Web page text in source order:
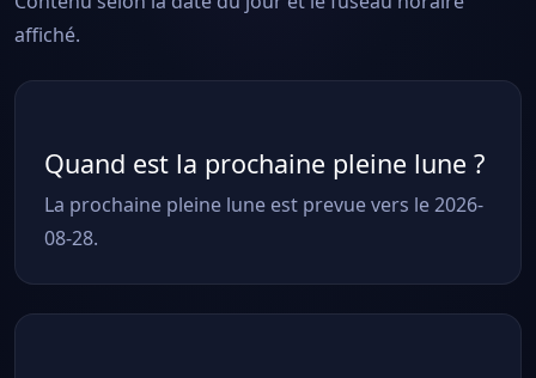
affiché.
Quand est la prochaine pleine lune ?
La prochaine pleine lune est prevue vers le 2026-
08-28.